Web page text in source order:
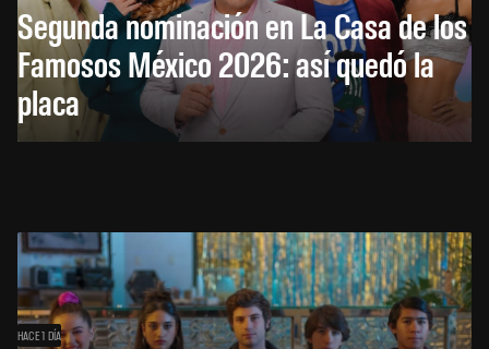
Segunda nominación en La Casa de los
Famosos México 2026: así quedó la
placa
HACE 1 DÍA